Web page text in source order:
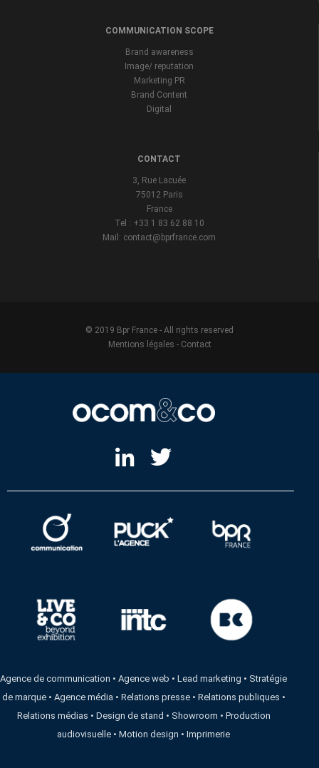
COMMUNICATION SCOPE
Brand awareness
Image/ reputation
Marketing PR
Brand Content
Digital
CONTACT
3, Rue Lacuée
75012 Paris
France
Tel : +33 1 83 62 88 10
Mail: contact@bprfrance.com
© 2019 Bpr France - All rights reserved
Mentions légales - Contact
Agence de communication •Agence web •Lead marketing • Stratégie
de marque• Agence média • Relations presse• Relations publiques •
Relations médias • Design de stand • Showroom • Production
audiovisuelle •Motion design •Imprimerie